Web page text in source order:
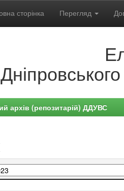
сторінка Перегляд
архів (репозитарій) ДДУВС